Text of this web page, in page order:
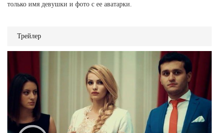
только имя девушки и фото с ее аватарки.
Трейлер